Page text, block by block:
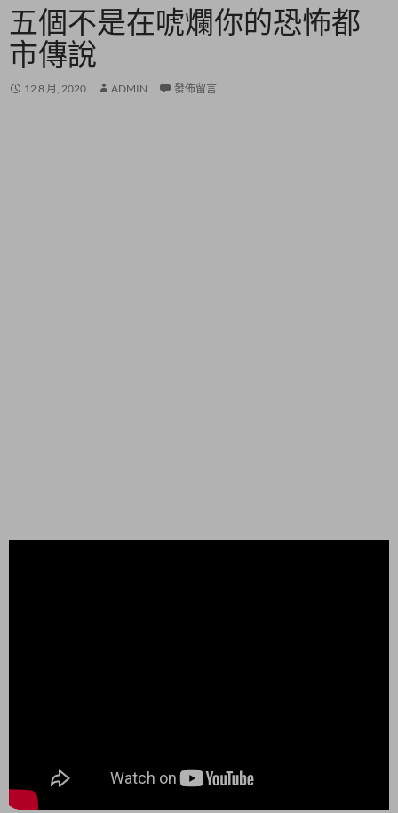
五個不是在唬爛你的恐怖都
市傳說
12 8 月, 2020 ADMIN 發佈留言